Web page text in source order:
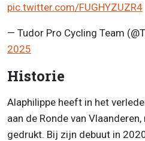
pic.twitter.com/FUGHYZUZR4
— Tudor Pro Cycling Team
2025
Historie
Alaphilippe heeft in het
aan de Ronde van
gedrukt. Bij zijn debuut in